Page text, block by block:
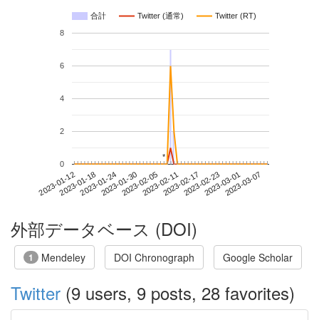
合計 Twitter (通常) Twitter (RT)
2023-01-122023-01-182023-01-242023-01-302023-02-052023-02-112023-02-172023-02-232023-03-012023-03-07
0
2
4
6
8
**
外部データベース (DOI)
1 Mendeley DOI Chronograph Google Scholar
Twitter (9 users, 9 posts, 28 favorites)